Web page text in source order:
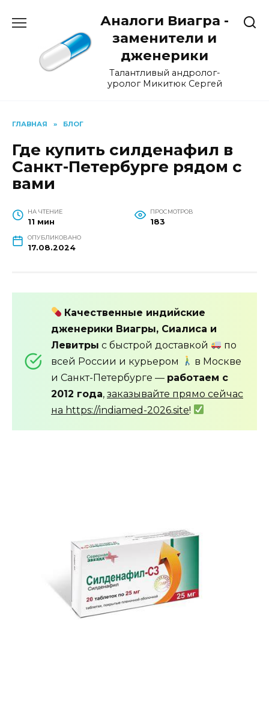
Аналоги Виагра -
заменители и
дженерики
Талантливый андролог-
уролог Микитюк Сергей
ГЛАВНАЯ » БЛОГ
Где купить силденафил в
Санкт-Петербурге рядом с
вами
НА ЧТЕНИЕ
11 мин
ПРОСМОТРОВ
183
ОПУБЛИКОВАНО
17.08.2024
Качественные индийские
дженерики Виагры, Сиалиса и
Левитры с быстрой доставкой
по
всей России и курьером
в Москве
и Санкт-Петербурге — работаем с
2012 года, заказывайте прямо сейчас
на https://indiamed-2026.site!